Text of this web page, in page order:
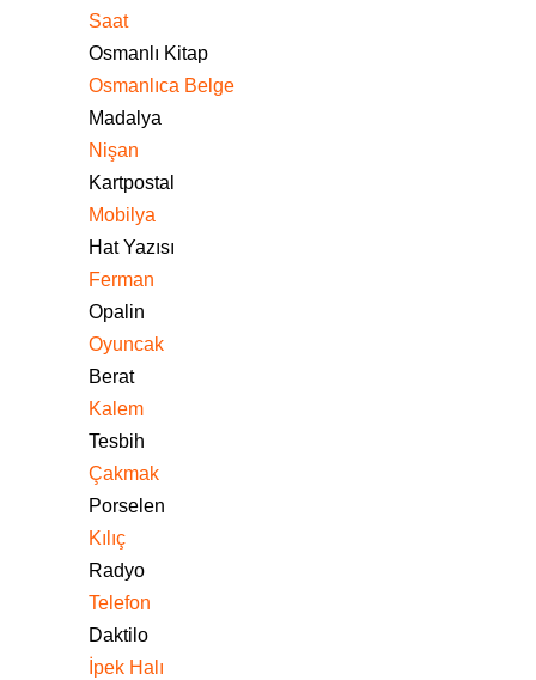
Saat
Osmanlı Kitap
Osmanlıca Belge
Madalya
Nişan
Kartpostal
Mobilya
Hat Yazısı
Ferman
Opalin
Oyuncak
Berat
Kalem
Tesbih
Çakmak
Porselen
Kılıç
Radyo
Telefon
Daktilo
İpek Halı